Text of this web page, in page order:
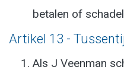
betalen of
Artikel 13 -
Als J Veenman